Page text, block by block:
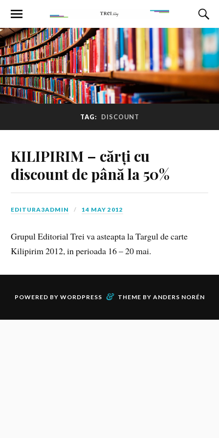
TAG: DISCOUNT
KILIPIRIM – cărți cu
discount de până la 50%
EDITURA3ADMIN 14 MAY 2012
Grupul Editorial Trei va asteapta la Targul de carte
Kilipirim 2012, in perioada 16 – 20 mai.
POWERED BY WORDPRESS & THEME BY ANDERS NORÉN